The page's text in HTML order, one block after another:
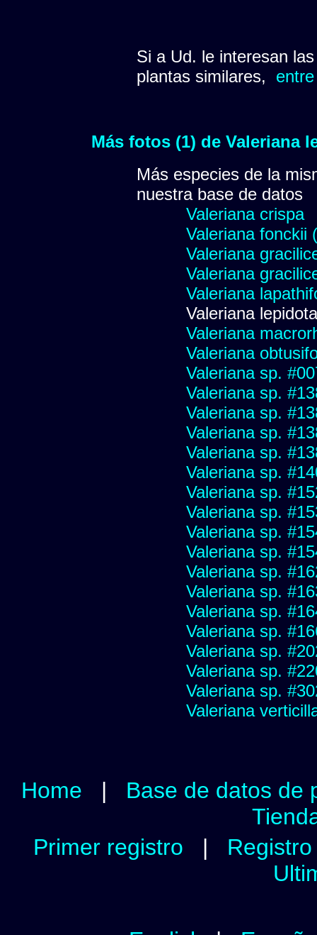
Si a Ud. le interesan
plantas similares,
Más fotos (1) de Valeriana
Más especies de la
nuestra base de datos
Valeriana crispa
Valeriana fonckii
Valeriana
Valeriana
Valeriana
Valeriana lepidota
Valeriana
Valeriana
Valeriana sp.
Valeriana sp.
Valeriana sp.
Valeriana sp.
Valeriana sp.
Valeriana sp.
Valeriana sp.
Valeriana sp.
Valeriana sp.
Valeriana sp.
Valeriana sp.
Valeriana sp.
Valeriana sp.
Valeriana sp.
Valeriana sp.
Valeriana sp.
Valeriana sp.
Valeriana
Home | Base de datos de
Primer registro |